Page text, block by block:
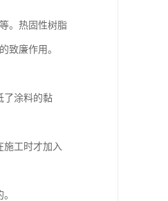
。热固性树脂
致廉作用。
了涂料的黏
施工时才加入